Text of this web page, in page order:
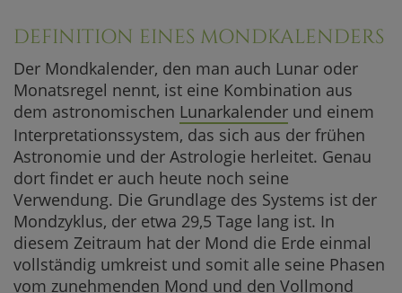
DEFINITION EINES MONDKALENDERS
Der Mondkalender, den man auch Lunar oder
Monatsregel nennt, ist eine Kombination aus
dem astronomischen Lunarkalender und einem
Interpretationssystem, das sich aus der frühen
Astronomie und der Astrologie herleitet. Genau
dort findet er auch heute noch seine
Verwendung. Die Grundlage des Systems ist der
Mondzyklus, der etwa 29,5 Tage lang ist. In
diesem Zeitraum hat der Mond die Erde einmal
vollständig umkreist und somit alle seine Phasen
vom zunehmenden Mond und den Vollmond